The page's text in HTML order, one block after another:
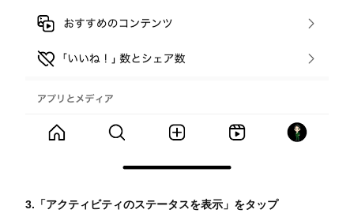
3.「アクティビティのステータスを表示」をタップ